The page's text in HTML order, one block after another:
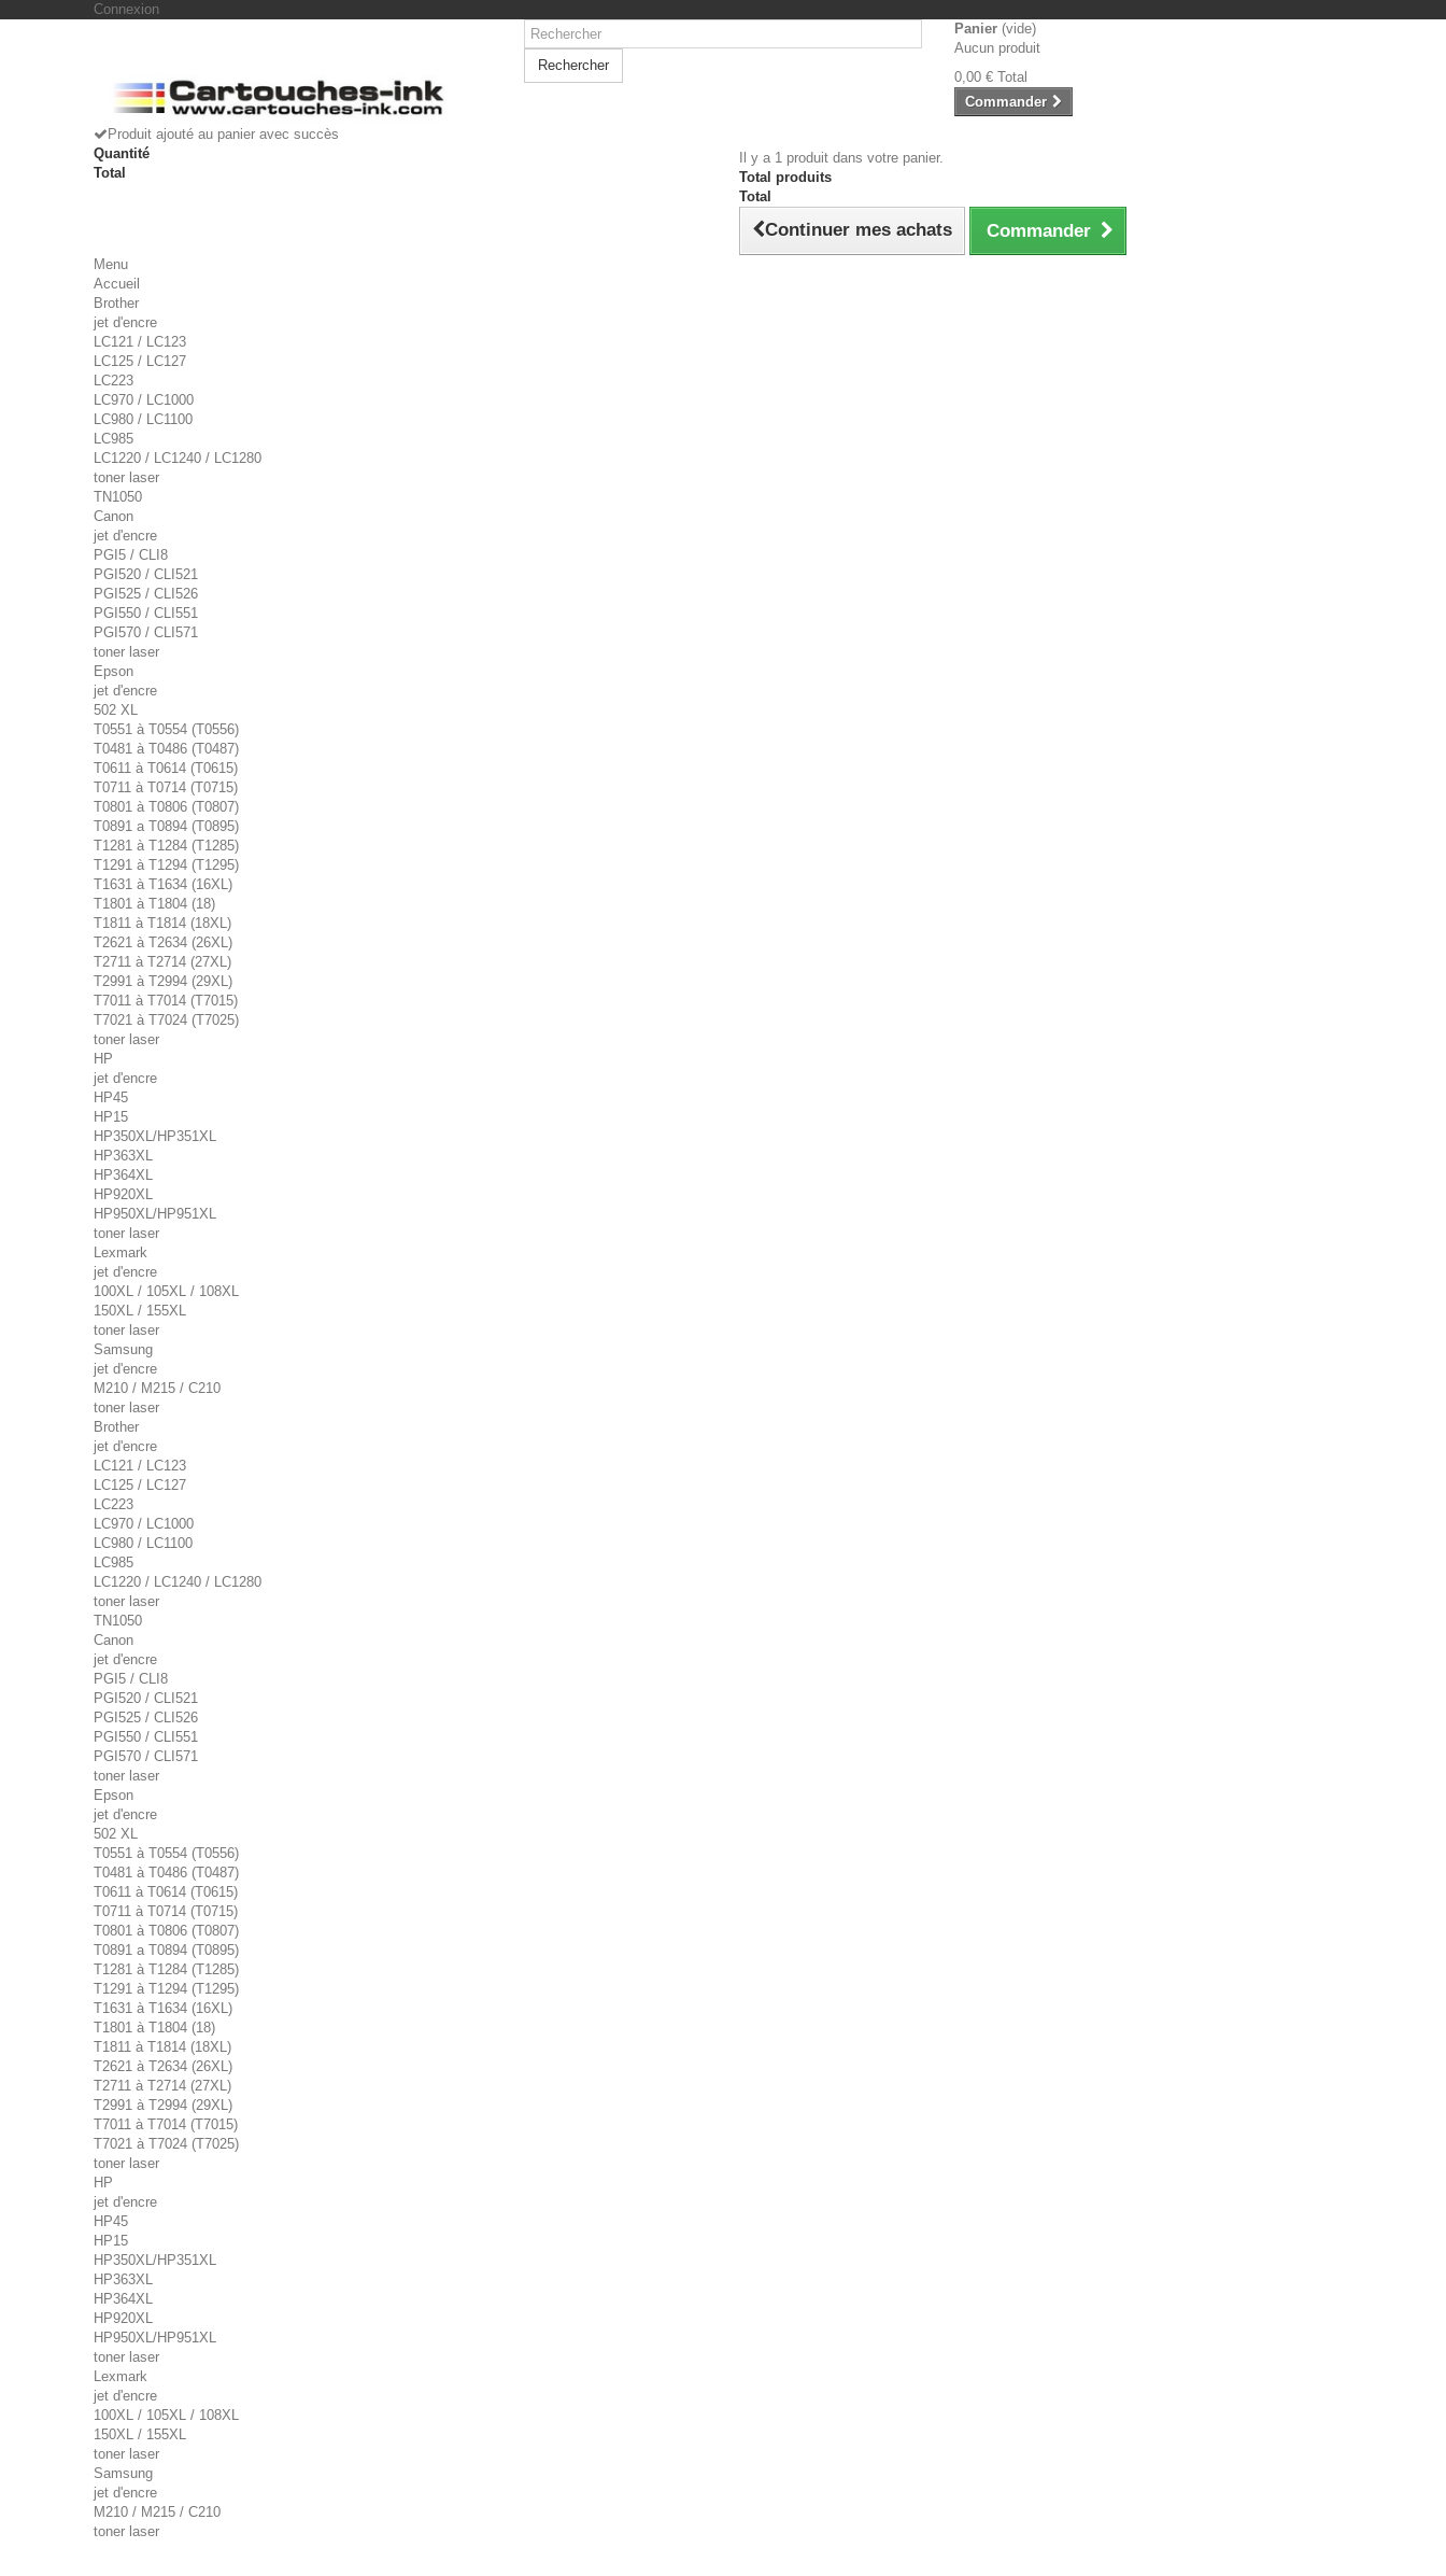
Connexion
Rechercher
Panier (vide)
Aucun produit
0,00 € Total
Commander
Produit ajouté au panier avec succès
Quantité
Total
Il y a 1 produit dans votre panier.
Total produits
Total
Continuer mes achats Commander
Menu
Accueil
Brother
jet d'encre
LC121 / LC123
LC125 / LC127
LC223
LC970 / LC1000
LC980 / LC1100
LC985
LC1220 / LC1240 / LC1280
toner laser
TN1050
Canon
jet d'encre
PGI5 / CLI8
PGI520 / CLI521
PGI525 / CLI526
PGI550 / CLI551
PGI570 / CLI571
toner laser
Epson
jet d'encre
502 XL
T0551 à T0554 (T0556)
T0481 à T0486 (T0487)
T0611 à T0614 (T0615)
T0711 à T0714 (T0715)
T0801 à T0806 (T0807)
T0891 a T0894 (T0895)
T1281 à T1284 (T1285)
T1291 à T1294 (T1295)
T1631 à T1634 (16XL)
T1801 à T1804 (18)
T1811 à T1814 (18XL)
T2621 à T2634 (26XL)
T2711 à T2714 (27XL)
T2991 à T2994 (29XL)
T7011 à T7014 (T7015)
T7021 à T7024 (T7025)
toner laser
HP
jet d'encre
HP45
HP15
HP350XL/HP351XL
HP363XL
HP364XL
HP920XL
HP950XL/HP951XL
toner laser
Lexmark
jet d'encre
100XL / 105XL / 108XL
150XL / 155XL
toner laser
Samsung
jet d'encre
M210 / M215 / C210
toner laser
Brother
jet d'encre
LC121 / LC123
LC125 / LC127
LC223
LC970 / LC1000
LC980 / LC1100
LC985
LC1220 / LC1240 / LC1280
toner laser
TN1050
Canon
jet d'encre
PGI5 / CLI8
PGI520 / CLI521
PGI525 / CLI526
PGI550 / CLI551
PGI570 / CLI571
toner laser
Epson
jet d'encre
502 XL
T0551 à T0554 (T0556)
T0481 à T0486 (T0487)
T0611 à T0614 (T0615)
T0711 à T0714 (T0715)
T0801 à T0806 (T0807)
T0891 a T0894 (T0895)
T1281 à T1284 (T1285)
T1291 à T1294 (T1295)
T1631 à T1634 (16XL)
T1801 à T1804 (18)
T1811 à T1814 (18XL)
T2621 à T2634 (26XL)
T2711 à T2714 (27XL)
T2991 à T2994 (29XL)
T7011 à T7014 (T7015)
T7021 à T7024 (T7025)
toner laser
HP
jet d'encre
HP45
HP15
HP350XL/HP351XL
HP363XL
HP364XL
HP920XL
HP950XL/HP951XL
toner laser
Lexmark
jet d'encre
100XL / 105XL / 108XL
150XL / 155XL
toner laser
Samsung
jet d'encre
M210 / M215 / C210
toner laser